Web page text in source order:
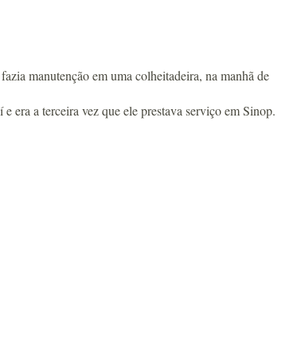
manutenção em uma colheitadeira, na manhã de
era a terceira vez que ele prestava serviço em Sinop.